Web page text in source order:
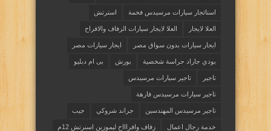
استائجار سيارات مرسيدس فخمة استرتش
العلا لايجار العلا لايجار سيارات الزفاف والافراح
ايجار سيارات بدون سواق مصر ايجار سيارات مصر
بودي جاراد حراسة شخصية بورش بى ام دبليو
تاجير تاجير سيارات مرسيدس
تاجير سيارات مرسيدس فارهة
تاجير مرسيدس المهندسين جراند شروكي جيب
خدمة رجال اعمال زفاف وافراااح ليموزين اسنرتش 12م